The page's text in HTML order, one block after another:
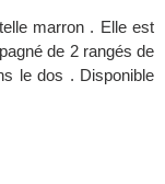
marron . Elle est
de 2 rangés de
le dos . Disponible